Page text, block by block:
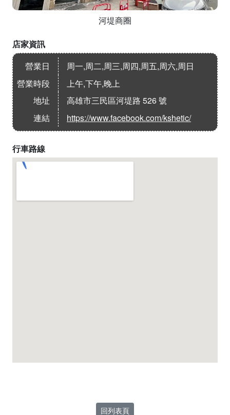
河堤商圈
店家資訊
營業日
周一,周二,周三,周四,周五,周六,周日
營業時段
上午,下午,晚上
地址
高雄市三民區河堤路 526 號
連結
https://www.facebook.com/kshetic/
行車路線
回列表頁